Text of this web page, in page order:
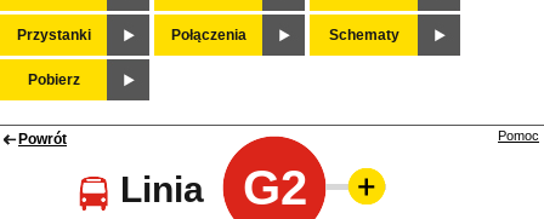
Przystanki Połączenia Schematy
Pobierz
Powrót
Linia G2
Pomoc